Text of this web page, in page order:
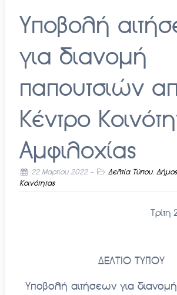
Υποβολή
για διανομή
παπουτσιών
Κέντρο
Αμφιλοχίας
22 Μαρτίου 2022- Δελτία Τύπου,
Κοινότητας
Τρίτη
ΔΕΛΤΙΟ ΤΥΠΟΥ
Υποβολή αιτήσεων για